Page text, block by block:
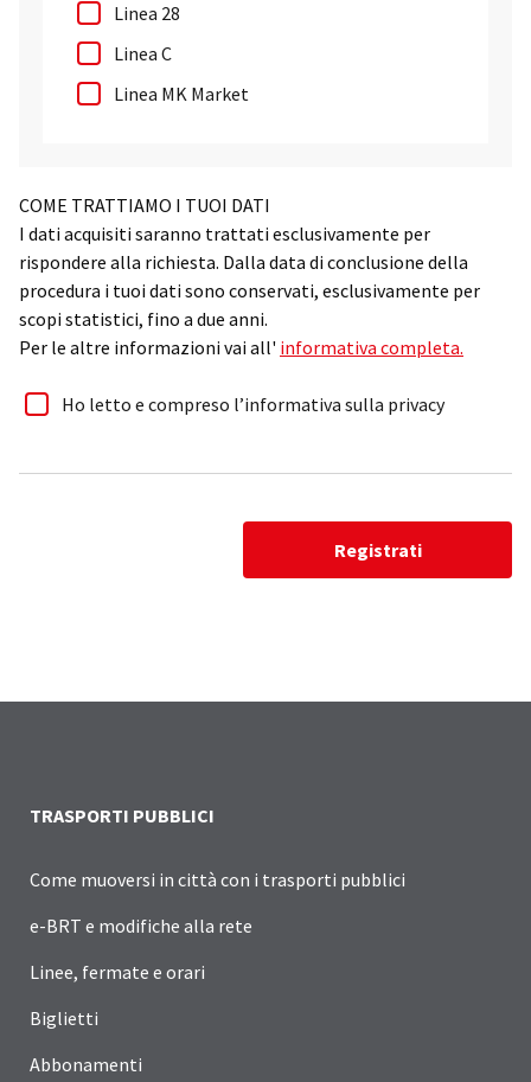
Linea 28
Linea C
Linea MK Market
COME TRATTIAMO I TUOI DATI
I dati acquisiti saranno trattati esclusivamente per
rispondere alla richiesta. Dalla data di conclusione della
procedura i tuoi dati sono conservati, esclusivamente per
scopi statistici, fino a due anni.
Per le altre informazioni vai all' informativa completa.
Ho letto e compreso l’informativa sulla privacy
Registrati
TRASPORTI PUBBLICI
Come muoversi in città con i trasporti pubblici
e-BRT e modifiche alla rete
Linee, fermate e orari
Biglietti
Abbonamenti